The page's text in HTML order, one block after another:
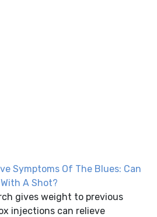
Symptoms Of The Blues: Can
A Shot?
gives weight to previous
injections can relieve